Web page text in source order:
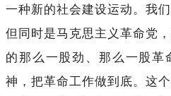
一种新的社会建设运动。我
但同时是马克思主义革命党
的那么一股劲、那么一股
神，把革命工作做到底。这